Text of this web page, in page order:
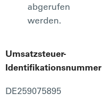
abgerufen
werden.
Umsatzsteuer-
Identifikationsnummer
DE259075895